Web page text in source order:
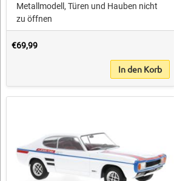
Metallmodell, Türen und Hauben nicht
zu öffnen
€69,99
In den Korb